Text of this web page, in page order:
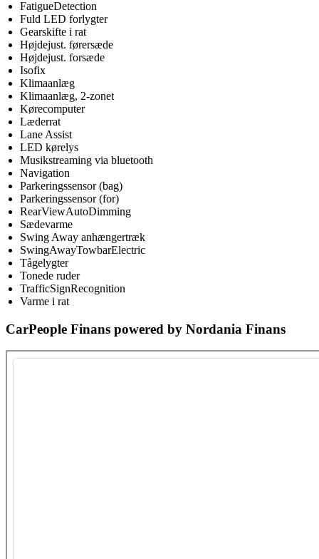
FatigueDetection
Fuld LED forlygter
Gearskifte i rat
Højdejust. førersæde
Højdejust. forsæde
Isofix
Klimaanlæg
Klimaanlæg, 2-zonet
Kørecomputer
Læderrat
Lane Assist
LED kørelys
Musikstreaming via bluetooth
Navigation
Parkeringssensor (bag)
Parkeringssensor (for)
RearViewAutoDimming
Sædevarme
Swing Away anhængertræk
SwingAwayTowbarElectric
Tågelygter
Tonede ruder
TrafficSignRecognition
Varme i rat
CarPeople Finans powered by Nordania Finans